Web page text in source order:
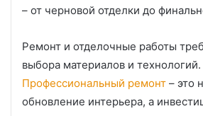
– от черновой отделки до
Ремонт и отделочные работы
выбора материалов и технологий.
Профессиональный ремонт – это
обновление интерьера, а